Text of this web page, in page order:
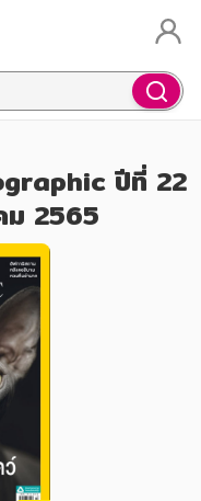
ปีที่ 22
2565